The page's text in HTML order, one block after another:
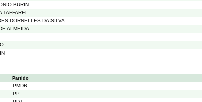
BURIN
TAFFAREL
DORNELLES DA SILVA
ALMEIDA
Partido
PMDB
PP